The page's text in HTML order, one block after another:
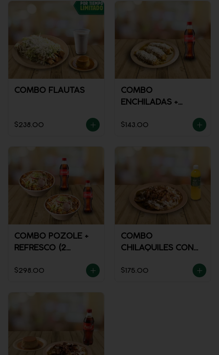
COMBO FLAUTAS
$238.00
COMBO
ENCHILADAS +
$143.00
COMBO POZOLE +
REFRESCO (2
$298.00
COMBO
CHILAQUILES CON
NARANJA
$175.00